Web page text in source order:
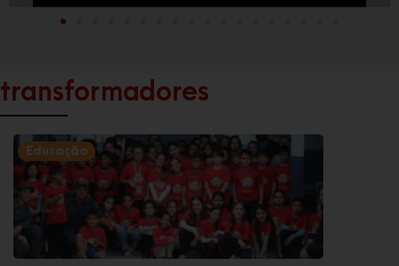
transformadores
Educação